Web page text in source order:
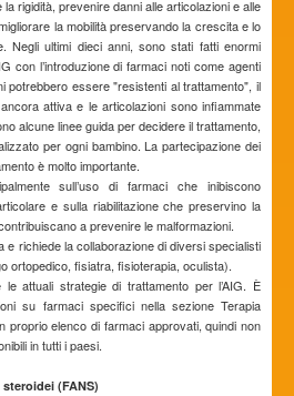
rigidità, prevenire danni alle articolazioni e alle
la mobilità preservando la crescita e lo
Negli ultimi dieci anni, sono stati fatti enormi
con l’introduzione di farmaci noti come agenti
potrebbero essere "resistenti al trattamento", il
attiva e le articolazioni sono infiammate
alcune linee guida per decidere il trattamento,
per ogni bambino. La partecipazione dei
è molto importante.
sull’uso di farmaci che inibiscono
e sulla riabilitazione che preservino la
a prevenire le malformazioni.
e richiede la collaborazione di diversi specialisti
ortopedico, fisiatra, fisioterapia, oculista).
attuali strategie di trattamento per l’AIG. È
su farmaci specifici nella sezione Terapia
proprio elenco di farmaci approvati, quindi non
in tutti i paesi.
(FANS)